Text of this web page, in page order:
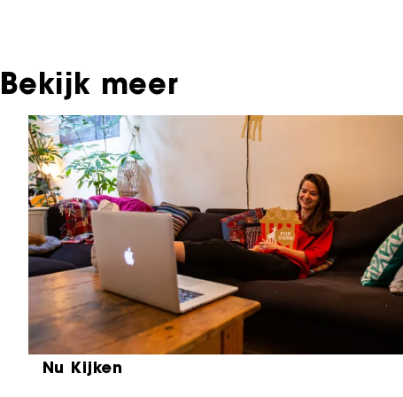
Bekijk meer
Sla carrousel over
Nu Kijken